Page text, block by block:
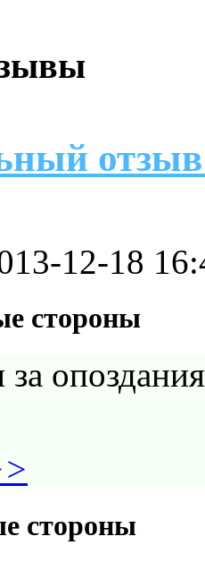
12-18
стороны
за
стороны